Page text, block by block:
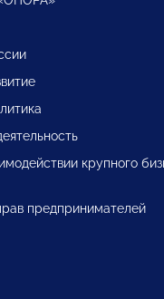
крупного
предпринимателей